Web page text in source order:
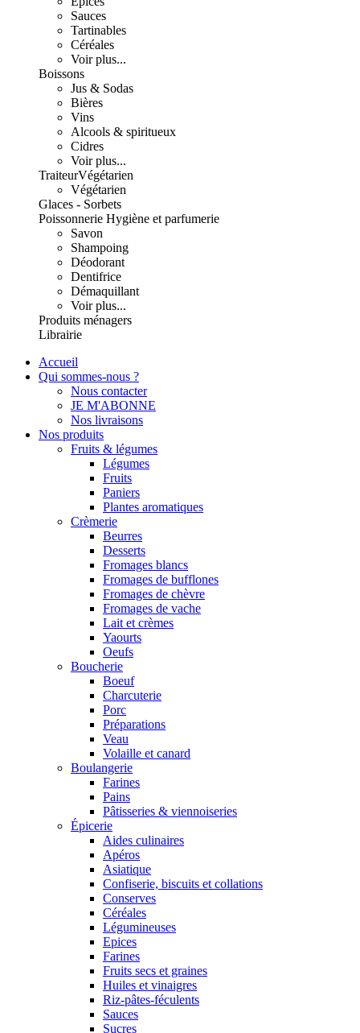
Sauces
Tartinables
Céréales
Voir plus...
Boissons
Jus & Sodas
Bières
Vins
Alcools & spiritueux
Cidres
Voir plus...
TraiteurVégétarien
Végétarien
Glaces - Sorbets
Poissonnerie Hygiène et parfumerie
Savon
Shampoing
Déodorant
Dentifrice
Démaquillant
Voir plus...
Produits ménagers
Librairie
Accueil
Qui sommes-nous ?
Nous contacter
JE M'ABONNE
Nos livraisons
Nos produits
Fruits & légumes
Légumes
Fruits
Paniers
Plantes aromatiques
Crèmerie
Beurres
Desserts
Fromages blancs
Fromages de bufflones
Fromages de chèvre
Fromages de vache
Lait et crèmes
Yaourts
Oeufs
Boucherie
Boeuf
Charcuterie
Porc
Préparations
Veau
Volaille et canard
Boulangerie
Farines
Pains
Pâtisseries & viennoiseries
Épicerie
Aides culinaires
Apéros
Asiatique
Confiserie, biscuits et collations
Conserves
Céréales
Légumineuses
Epices
Farines
Fruits secs et graines
Huiles et vinaigres
Riz-pâtes-féculents
Sauces
Sucres